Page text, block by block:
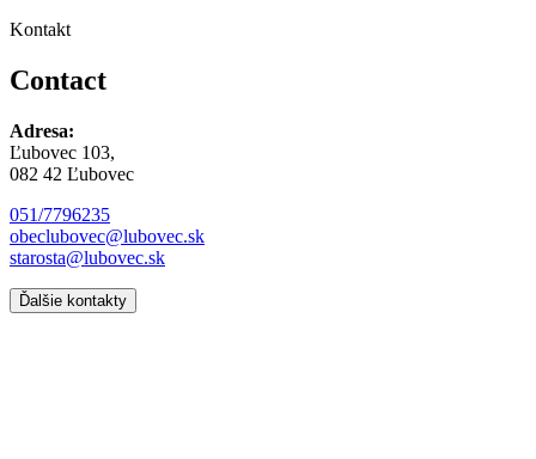
Kontakt
Contact
Adresa:
Ľubovec 103,
082 42 Ľubovec
051/7796235
obeclubovec@lubovec.sk
starosta@lubovec.sk
Ďalšie kontakty